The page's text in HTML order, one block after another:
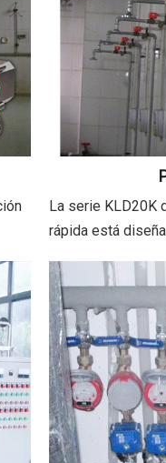
La serie KLD20K
rápida está